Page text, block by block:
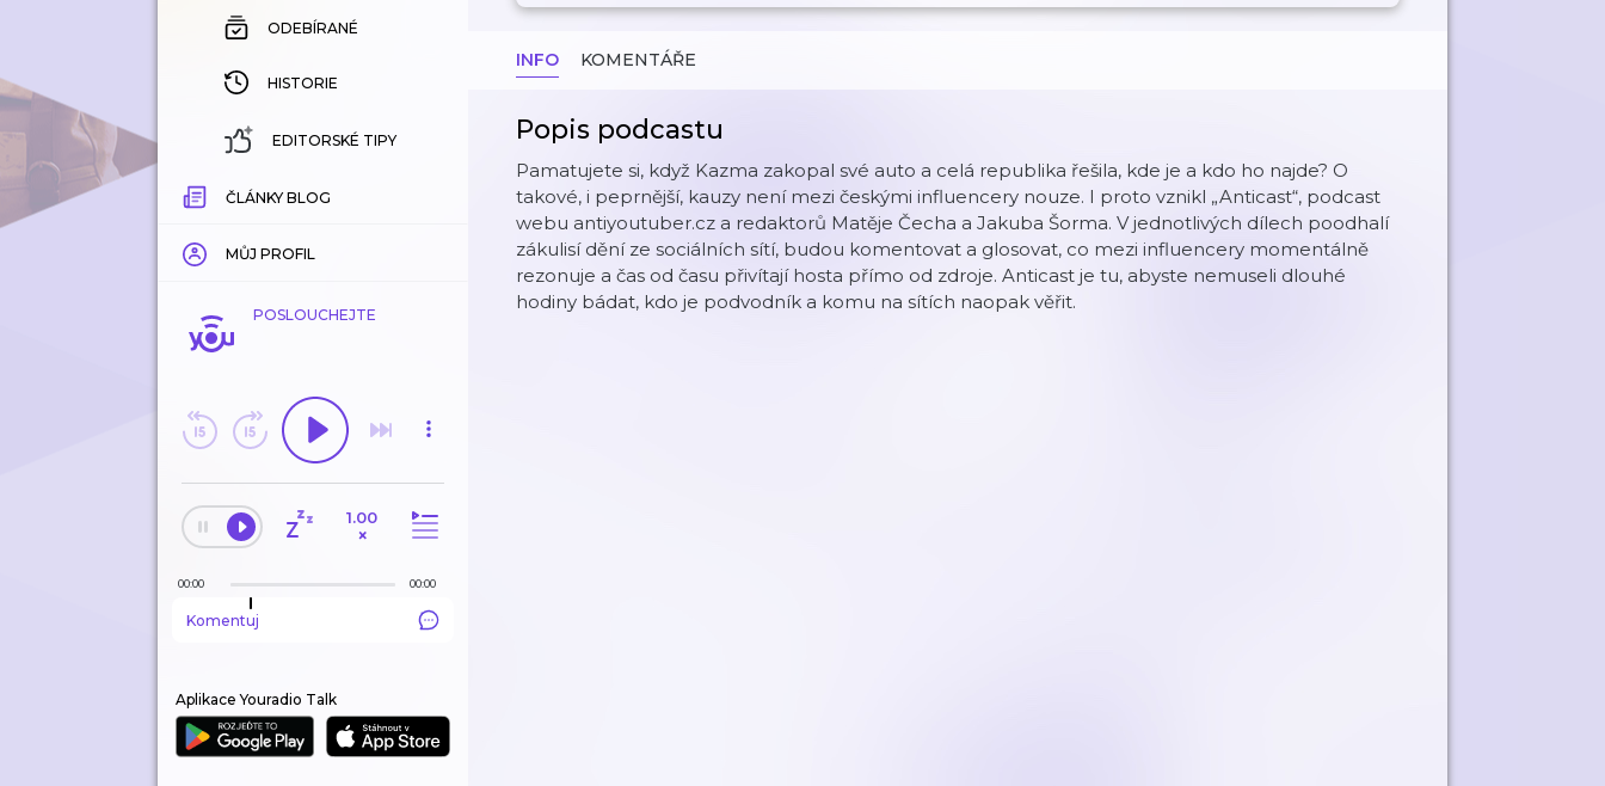
ODEBÍRANÉ
HISTORIE
EDITORSKÉ TIPY
ČLÁNKY BLOG
MŮJ PROFIL
POSLOUCHEJTE
1.00
×
00:00 00:00
Komentuj
Aplikace Youradio Talk
INFO KOMENTÁŘE
Popis podcastu
Pamatujete si, když Kazma zakopal své auto a celá republika řešila, kde je a kdo ho najde? O
takové, i peprnější, kauzy není mezi českými influencery nouze. I proto vznikl „Anticast“, podcast
webu antiyoutuber.cz a redaktorů Matěje Čecha a Jakuba Šorma. V jednotlivých dílech poodhalí
zákulisí dění ze sociálních sítí, budou komentovat a glosovat, co mezi influencery momentálně
rezonuje a čas od času přivítají hosta přímo od zdroje. Anticast je tu, abyste nemuseli dlouhé
hodiny bádat, kdo je podvodník a komu na sítích naopak věřit.